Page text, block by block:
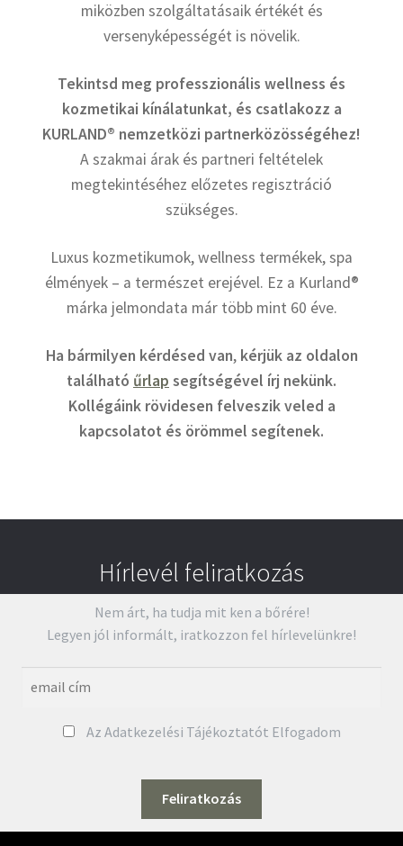
miközben szolgáltatásaik értékét és
versenyképességét is növelik.
Tekintsd meg professzionális wellness és
kozmetikai kínálatunkat, és csatlakozz a
KURLAND® nemzetközi partnerközösségéhez!
A szakmai árak és partneri feltételek
megtekintéséhez előzetes regisztráció
szükséges.
Luxus kozmetikumok, wellness termékek, spa
élmények – a természet erejével. Ez a Kurland®
márka jelmondata már több mint 60 éve.
Ha bármilyen kérdésed van, kérjük az oldalon
található űrlap segítségével írj nekünk.
Kollégáink rövidesen felveszik veled a
kapcsolatot és örömmel segítenek.
Hírlevél feliratkozás
Nem árt, ha tudja mit ken a bőrére!
Legyen jól informált, iratkozzon fel hírlevelünkre!
Az Adatkezelési Tájékoztatót Elfogadom